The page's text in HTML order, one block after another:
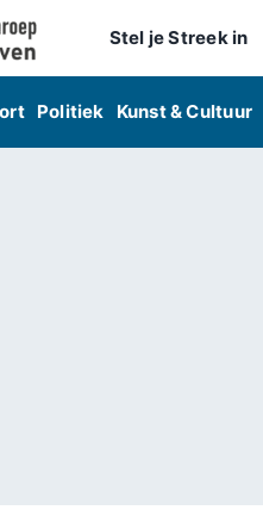
Stel je Streek in
Politiek Kunst & Cultuur